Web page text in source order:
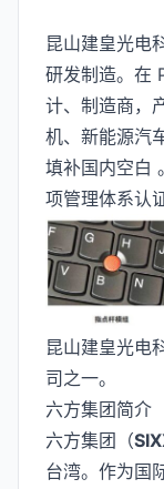
昆山建皇光电
研发制造。在
计、制造商，
机、新能源汽
填补国内空白
项管理体系认证
昆山建皇光电
司之一。
六方集团简介
六方集团（
台湾。作为国